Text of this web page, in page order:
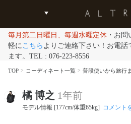
毎月第二日曜日、毎週水曜定休 ・お
軽にこちら よりご連絡下さい！お電話
ます。TEL : 076-223-8556
TOP コーディネート一覧 普段使いから旅行
橘 博之 1年前
モデル情報 [177cm/体重65kg] コメント